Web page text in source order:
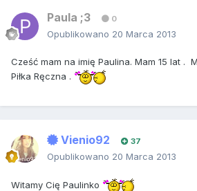
Paula ;3 0
Opublikowano 20 Marca 2013
Cześć mam na imię Paulina. Mam 15 lat .
Piłka Ręczna .
Vienio92 37
Opublikowano 20 Marca 2013
Witamy Cię Paulinko